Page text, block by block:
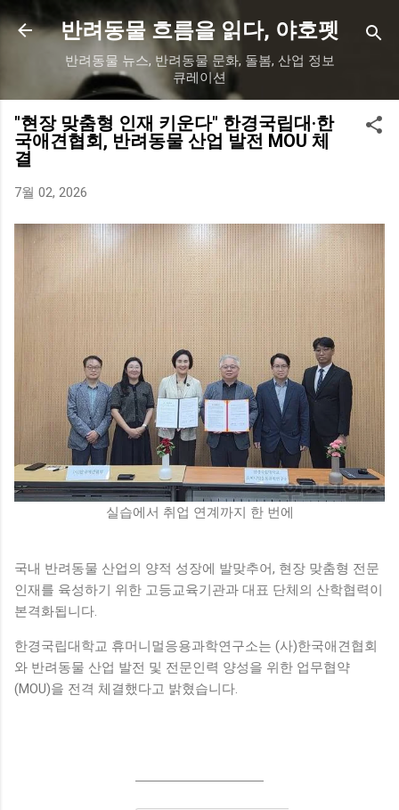
기본 콘텐츠로 건너뛰기
반려동물 흐름을 읽다, 야호펫
반려동물 뉴스, 반려동물 문화, 돌봄, 산업 정보
큐레이션
"현장 맞춤형 인재 키운다" 한경국립대·한
국애견협회, 반려동물 산업 발전 MOU 체
결
7월 02, 2026
실습에서 취업 연계까지 한 번에
국내 반려동물 산업의 양적 성장에 발맞추어, 현장 맞춤형 전문
인재를 육성하기 위한 고등교육기관과 대표 단체의 산학협력이
본격화됩니다.
한경국립대학교 휴머니멀응용과학연구소는 (사)한국애견협회
와 반려동물 산업 발전 및 전문인력 양성을 위한 업무협약
(MOU)을 전격 체결했다고 밝혔습니다.